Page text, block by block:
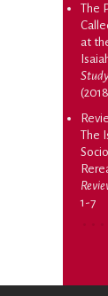
The
at
The
1-7